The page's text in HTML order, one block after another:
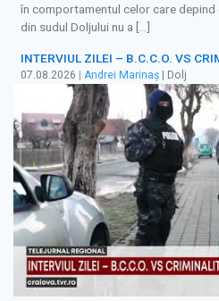
în comportamentul celor care
din sudul Doljului nu a […]
INTERVIUL ZILEI – B.C.C.O. VS
07.08.2026 | Andrei Marinaș | Dolj